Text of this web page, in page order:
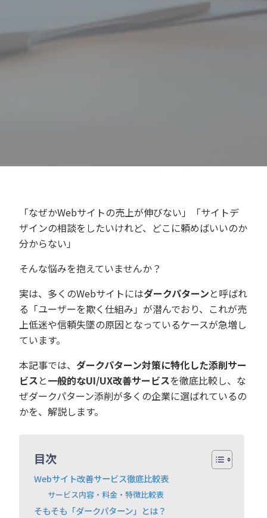
「なぜかWebサイトの売上が伸びない」「サイトデ
ザインの相談をしたいけれど、どこに頼めばいいのか
分からない」
そんな悩みを抱えていませんか？
実は、多くのWebサイトにはダークパターンと呼ばれ
る「ユーザーを欺く仕組み」が潜んでおり、これが売
上低迷や信頼失墜の原因となっているケースが急増し
ています。
本記事では、 ダークパターン対策に特化した添削サー
ビスと一般的なUI/UX改善サービスを徹底比較し、な
ぜダークパターン添削が多くの企業に選ばれているの
かを、解説します。
目次
Webサイト改善サービス徹底比較表
サービス内容・料金・特徴比較表
そもそも「ダークパターン」とは？